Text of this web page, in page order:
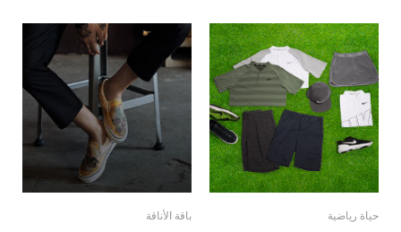
حياة رياضية باقة الأناقة